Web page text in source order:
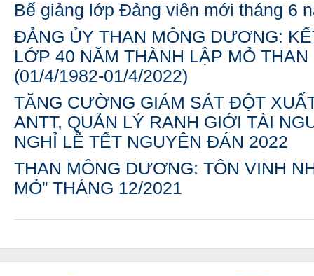
Bế giảng lớp Đảng viên mới tháng 6
ĐẢNG ỦY THAN MÔNG DƯƠNG:
LỚP 40 NĂM THÀNH LẬP MỎ
(01/4/1982-01/4/2022)
TĂNG CƯỜNG GIÁM SÁT ĐỘT
ANTT, QUẢN LÝ RANH GIỚI TÀI
NGHỈ LỄ TẾT NGUYÊN ĐÁN 2022
THAN MÔNG DƯƠNG: TÔN VINH
MỎ” THÁNG 12/2021